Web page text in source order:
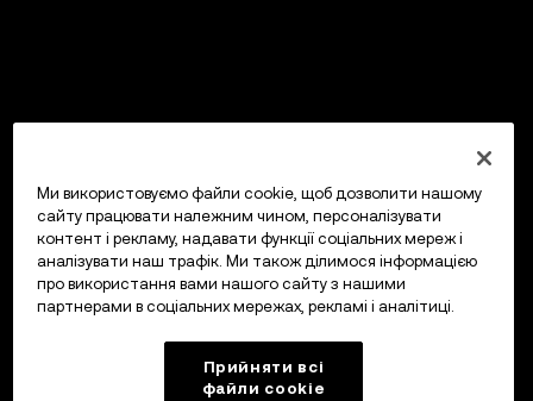
Ми використовуємо файли cookie, щоб дозволити нашому
сайту працювати належним чином, персоналізувати
контент і рекламу, надавати функції соціальних мереж і
аналізувати наш трафік. Ми також ділимося інформацією
про використання вами нашого сайту з нашими
партнерами в соціальних мережах, рекламі і аналітиці.
Прийняти всі
файли сookie